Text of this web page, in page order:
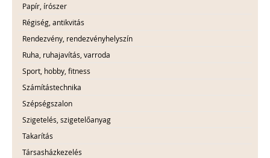
Papír, írószer
Régiség, antikvitás
Rendezvény, rendezvényhelyszín
Ruha, ruhajavítás, varroda
Sport, hobby, fitness
Számítástechnika
Szépségszalon
Szigetelés, szigetelőanyag
Takarítás
Társasházkezelés